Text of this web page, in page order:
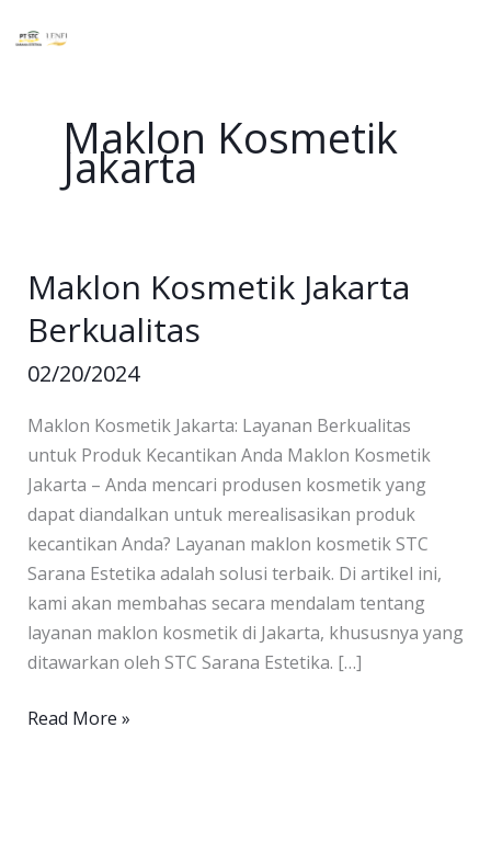
to
Maklon Kosmetik
Jakarta
Maklon Kosmetik Jakarta
Berkualitas
02/20/2024
Maklon Kosmetik Jakarta: Layanan Berkualitas
untuk Produk Kecantikan Anda Maklon Kosmetik
Jakarta – Anda mencari produsen kosmetik yang
dapat diandalkan untuk merealisasikan produk
kecantikan Anda? Layanan maklon kosmetik STC
Sarana Estetika adalah solusi terbaik. Di artikel ini,
kami akan membahas secara mendalam tentang
layanan maklon kosmetik di Jakarta, khususnya yang
ditawarkan oleh STC Sarana Estetika. […]
Maklon
Jakarta
Berkualitas
Read More »